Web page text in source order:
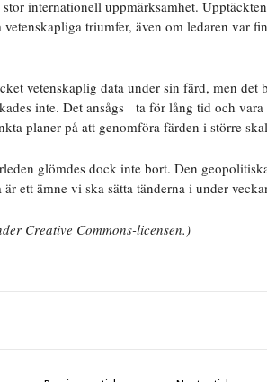
internationell uppmärksamhet.
vetenskapliga triumfer, även om ledaren var
vetenskaplig data under sin färd, men det
inte. Det ansågs ta för lång tid och
planer på att genomföra färden i större
glömdes dock inte bort. Den
ett ämne vi ska sätta tänderna i under
Creative Commons-licensen.)